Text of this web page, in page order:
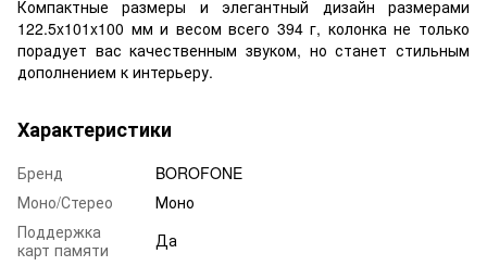
Компактные размеры и элегантный дизайн размерами
122.5x101x100 мм и весом всего 394 г, колонка не только
порадует вас качественным звуком, но станет стильным
дополнением к интерьеру.
Характеристики
Бренд
BOROFONE
Моно/Стерео
Моно
Поддержка
карт памяти
Да